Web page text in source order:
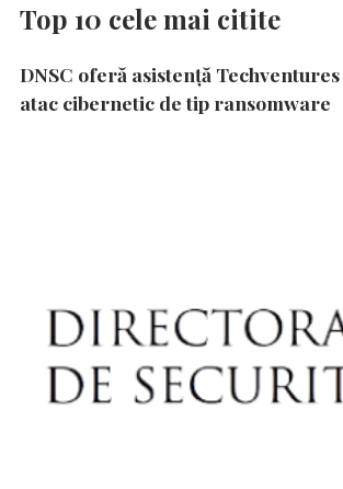
Top 10 cele mai citite
DNSC oferă asistență
atac cibernetic de tip ransomware